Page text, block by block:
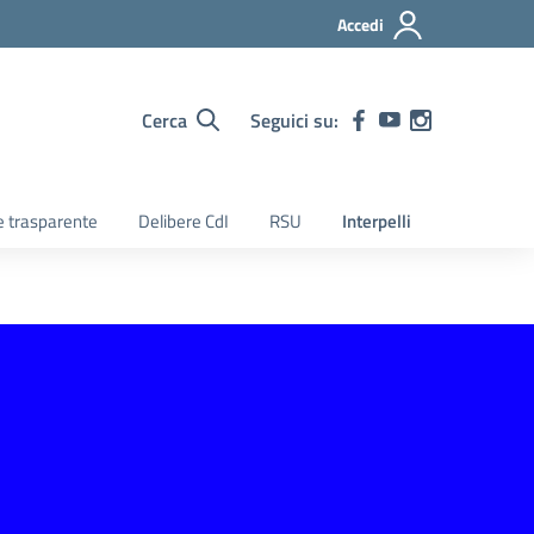
Accedi
Cerca Seguici su:
trasparente Delibere CdI RSU Interpelli